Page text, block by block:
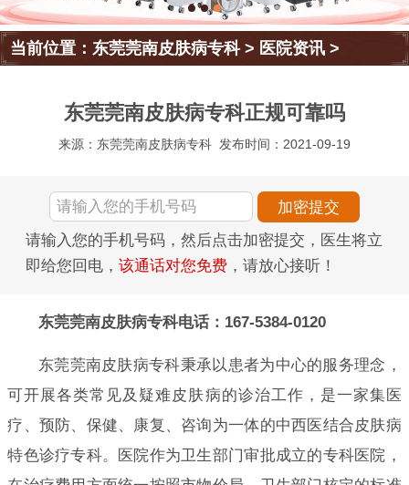
当前位置：东莞莞南皮肤病专科> 医院资讯 >
东莞莞南皮肤病专科正规可靠吗
来源：东莞莞南皮肤病专科 发布时间：2021-09-19
请输入您的手机号码，然后点击加密提交，医生将立
即给您回电， 该通话对您免费 ，请放心接听！
东莞莞南皮肤病专科电话：167-5384-0120
东莞莞南皮肤病专科秉承以患者为中心的服务理念，
可开展各类常见及疑难皮肤病的诊治工作，是一家集医
疗、预防、保健、康复、咨询为一体的中西医结合皮肤病
特色诊疗专科。医院作为卫生部门审批成立的专科医院，